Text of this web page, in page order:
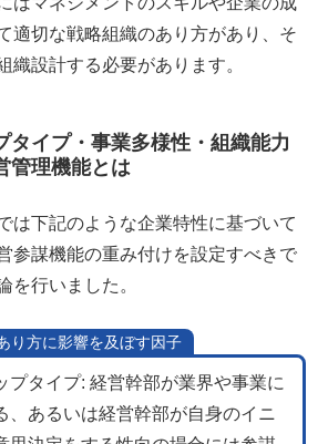
適切な戦略組織のあり方があり、そ
織設計する必要があります。
タイプ・事業多様性・組織能力
管理機能とは
は下記のような企業特性に基づいて
参謀機能の重み付けを設定すべきで
を行いました。
り方に影響を及ぼす因子
プタイプ: 経営幹部が業界や事業に
、あるいは経営幹部が自身のイニ